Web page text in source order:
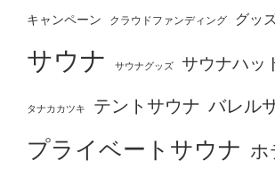
キャンペーン クラウドファンディング グッ
サウナ サウナグッズ サウナハッ
タナカカツキ テントサウナ バレル
プライベートサウナ ホ